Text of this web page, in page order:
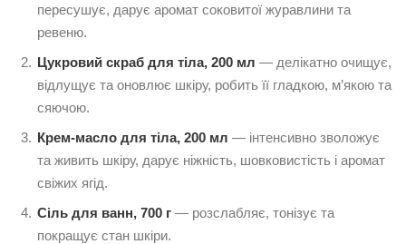
пересушує, дарує аромат соковитої журавлини та
ревеню.
Цукровий скраб для тіла, 200 мл — делікатно очищує,
відлущує та оновлює шкіру, робить її гладкою, м’якою та
сяючою.
Крем-масло для тіла, 200 мл — інтенсивно зволожує
та живить шкіру, дарує ніжність, шовковистість і аромат
свіжих ягід.
Сіль для ванн, 700 г — розслабляє, тонізує та
покращує стан шкіри.